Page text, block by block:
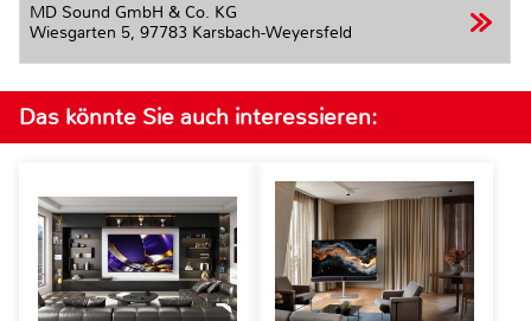
MD Sound GmbH & Co. KG
Wiesgarten 5, 97783 Karsbach-Weyersfeld
Das könnte Sie auch interessieren: